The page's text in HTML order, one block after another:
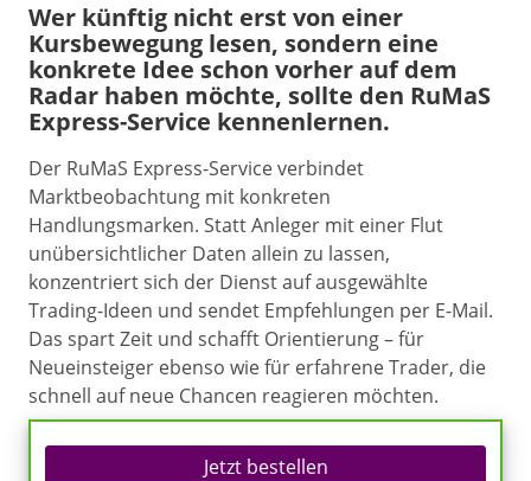
Wer künftig nicht erst von einer
Kursbewegung lesen, sondern eine
konkrete Idee schon vorher auf dem
Radar haben möchte, sollte den RuMaS
Express-Service kennenlernen.
Der RuMaS Express-Service verbindet
Marktbeobachtung mit konkreten
Handlungsmarken. Statt Anleger mit einer Flut
unübersichtlicher Daten allein zu lassen,
konzentriert sich der Dienst auf ausgewählte
Trading-Ideen und sendet Empfehlungen per E-Mail.
Das spart Zeit und schafft Orientierung – für
Neueinsteiger ebenso wie für erfahrene Trader, die
schnell auf neue Chancen reagieren möchten.
Jetzt bestellen